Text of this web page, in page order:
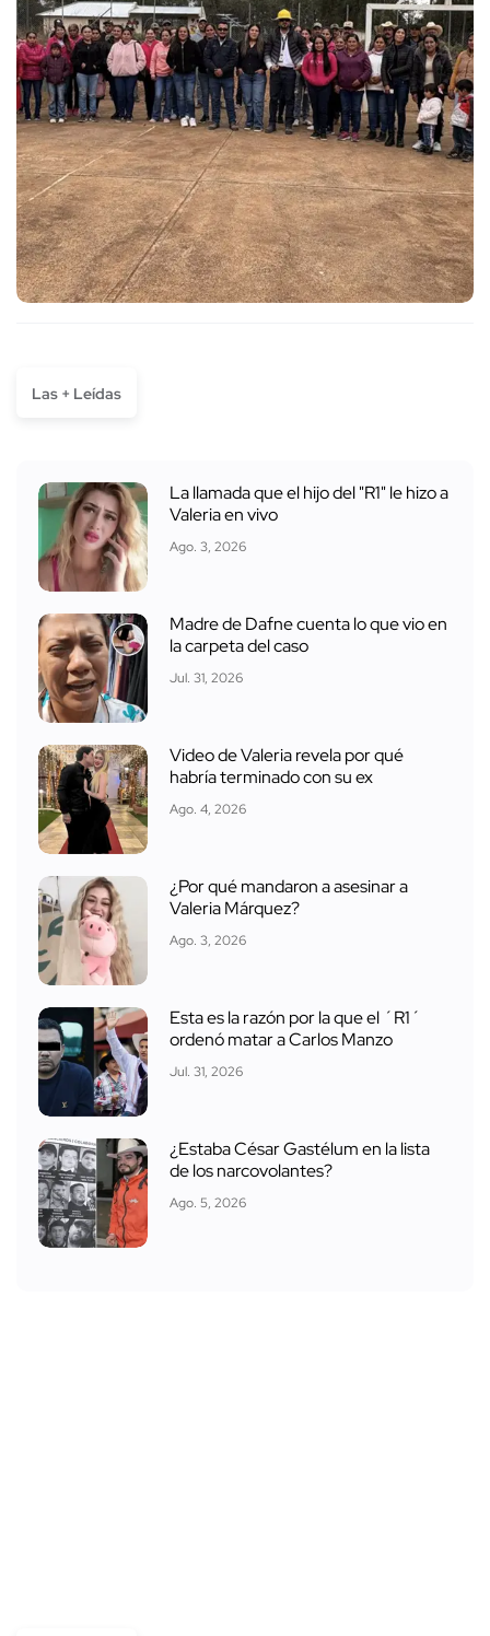
Las + Leídas
La llamada que el hijo del "R1" le hizo a
Valeria en vivo
Ago. 3, 2026
Madre de Dafne cuenta lo que vio en
la carpeta del caso
Jul. 31, 2026
Video de Valeria revela por qué
habría terminado con su ex
Ago. 4, 2026
¿Por qué mandaron a asesinar a
Valeria Márquez?
Ago. 3, 2026
Esta es la razón por la que el ´R1´
ordenó matar a Carlos Manzo
Jul. 31, 2026
¿Estaba César Gastélum en la lista
de los narcovolantes?
Ago. 5, 2026